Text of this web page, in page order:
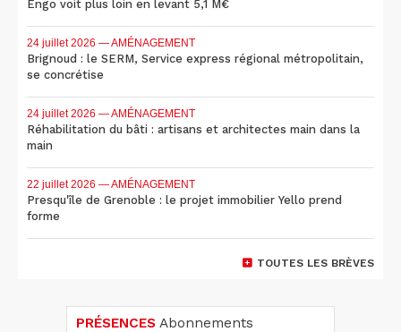
Engo voit plus loin en levant 5,1 M€
24 juillet 2026 — AMÉNAGEMENT
Brignoud : le SERM, Service express régional métropolitain,
se concrétise
24 juillet 2026 — AMÉNAGEMENT
Réhabilitation du bâti : artisans et architectes main dans la
main
22 juillet 2026 — AMÉNAGEMENT
Presqu'île de Grenoble : le projet immobilier Yello prend
forme
TOUTES LES BRÈVES
PRÉSENCES Abonnements